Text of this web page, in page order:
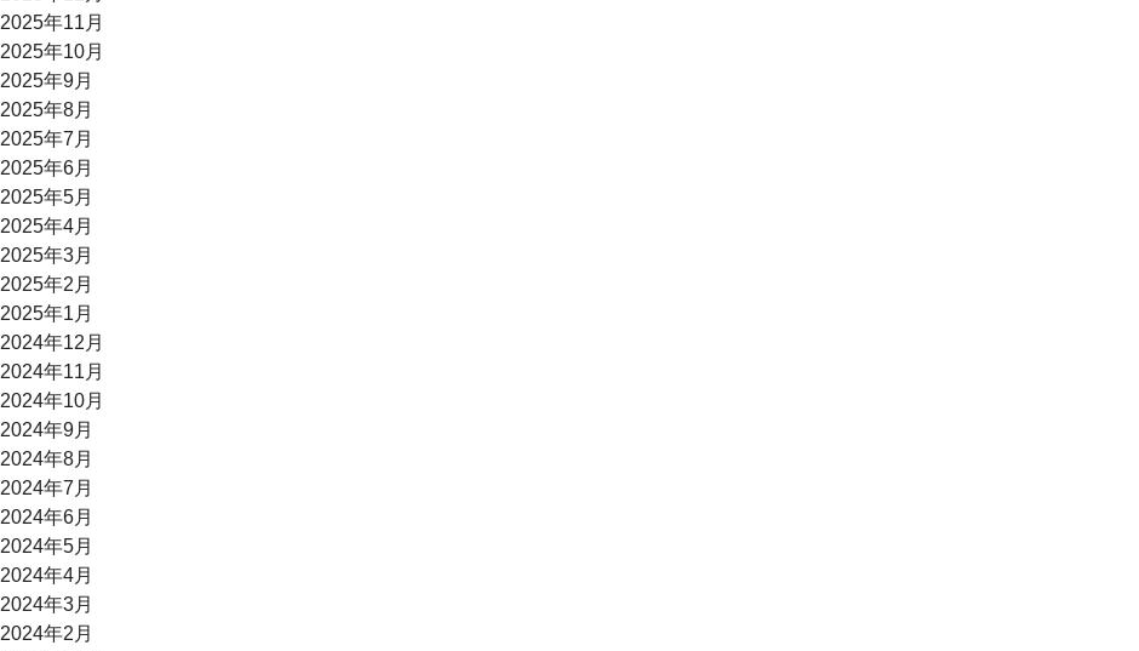
2025年11月
2025年10月
2025年9月
2025年8月
2025年7月
2025年6月
2025年5月
2025年4月
2025年3月
2025年2月
2025年1月
2024年12月
2024年11月
2024年10月
2024年9月
2024年8月
2024年7月
2024年6月
2024年5月
2024年4月
2024年3月
2024年2月